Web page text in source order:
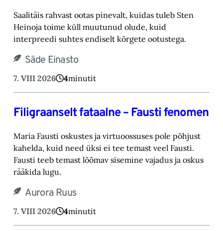
Saalitäis rahvast ootas pinevalt, kuidas tuleb Sten
Heinoja toime küll muutunud olude, kuid
‎interpreedi suhtes endiselt kõrgete ootustega.‎
Säde Einasto
7. VIII 2026 4minutit
Filigraanselt fataalne – Fausti fenomen
Maria Fausti oskustes ja virtuoossuses pole põhjust
kahelda, kuid need üksi ei tee temast ‎veel Fausti.
Fausti teeb temast lõõmav sisemine vajadus ja oskus
rääkida lugu.‎
Aurora Ruus
7. VIII 2026 4minutit